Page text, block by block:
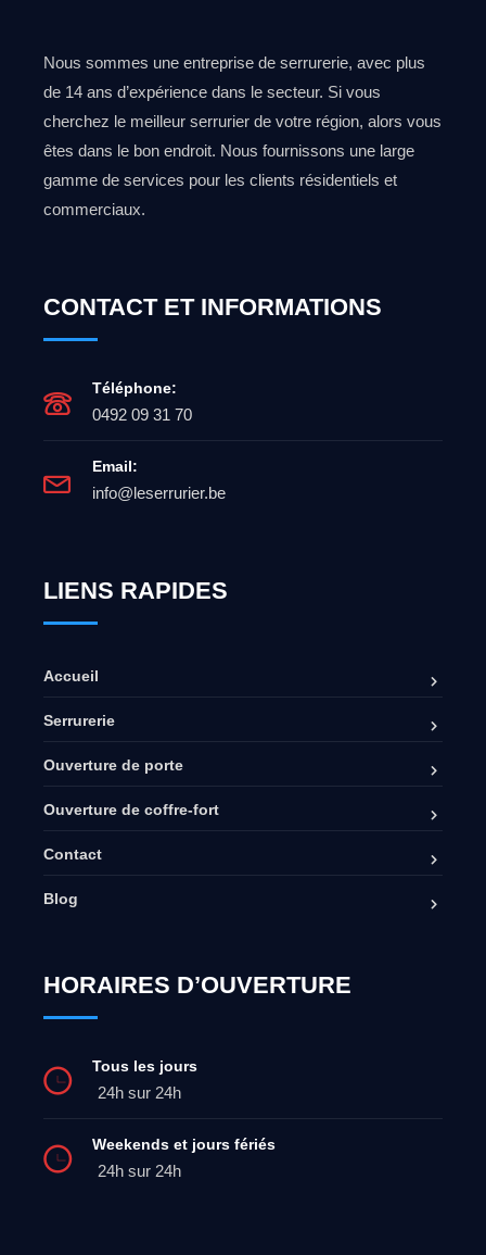
Nous sommes une entreprise de serrurerie, avec plus
de 14 ans d’expérience dans le secteur. Si vous
cherchez le meilleur serrurier de votre région, alors vous
êtes dans le bon endroit. Nous fournissons une large
gamme de services pour les clients résidentiels et
commerciaux.
CONTACT ET INFORMATIONS
Téléphone:
0492 09 31 70
Email:
info@leserrurier.be
LIENS RAPIDES
Accueil
Serrurerie
Ouverture de porte
Ouverture de coffre-fort
Contact
Blog
HORAIRES D’OUVERTURE
Tous les jours
24h sur 24h
Weekends et jours fériés
24h sur 24h